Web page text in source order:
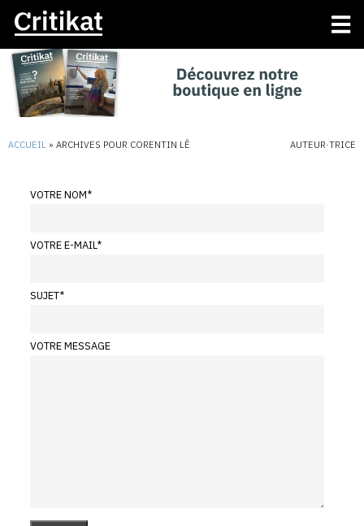
ACCUEIL » ARCHIVES POUR CORENTIN LÊ AUTEUR·TRICE
VOTRE NOM*
VOTRE E-MAIL*
SUJET*
VOTRE MESSAGE